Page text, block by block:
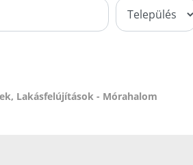
Lakásfelújítások - Mórahalom